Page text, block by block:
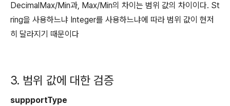
DecimalMax/Min과, Max/Min의 차이는 범위 값의 차이이다. St
ring을 사용하느냐 Integer를 사용하느냐에 따라 범위 값이 현저
히 달라지기 때문이다
3. 범위 값에 대한 검증
suppportType